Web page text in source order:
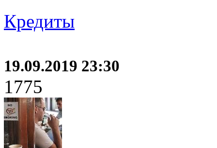
Кредиты
19.09.2019 23:30
1775